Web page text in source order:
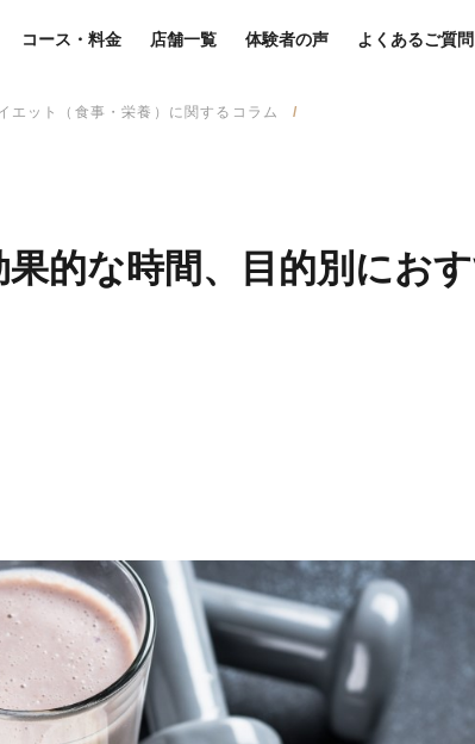
コース・料金 店舗一覧 体験者の声 よくあるご質問
エット（食事・栄養）に関するコラム
的な時間、目的別にお